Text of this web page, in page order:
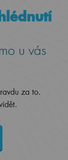
u vás
za to.